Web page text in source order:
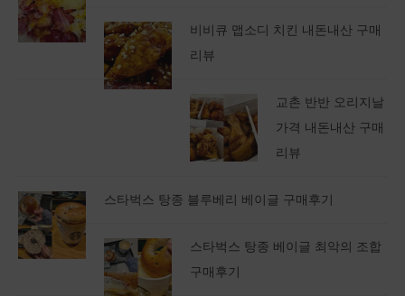
비비큐 맵소디 치킨 내돈내산 구매
리뷰
교촌 반반 오리지날
가격 내돈내산 구매
리뷰
스타벅스 탕종 블루베리 베이글 구매후기
스타벅스 탕종 베이글 최악의 조합
구매후기